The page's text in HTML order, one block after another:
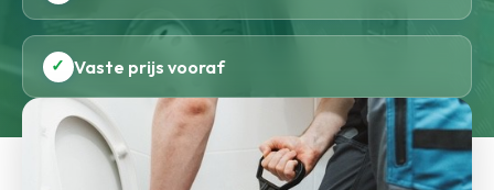
✓ Vaste prijs vooraf